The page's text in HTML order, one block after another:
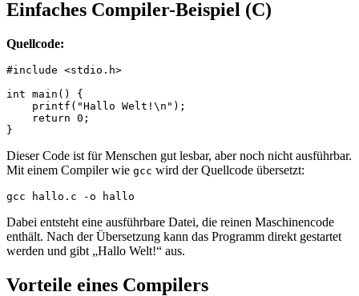
Einfaches Compiler-Beispiel (C)
Quellcode:
#include <stdio.h>
int main() {
    printf("Hallo Welt!\n");
    return 0;
Dieser Code ist für Menschen gut lesbar, aber noch nicht ausführbar.
Mit einem Compiler wie gcc wird der Quellcode übersetzt:
gcc hallo.c -o hallo
Dabei entsteht eine ausführbare Datei, die reinen Maschinencode
enthält. Nach der Übersetzung kann das Programm direkt gestartet
werden und gibt „Hallo Welt!“ aus.
Vorteile eines Compilers